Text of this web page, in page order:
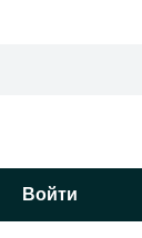
Войти